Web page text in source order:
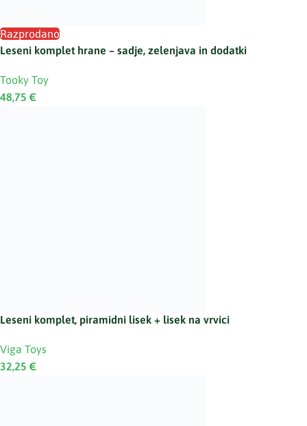
Razprodano
Leseni komplet hrane – sadje, zelenjava in dodatki
Tooky Toy
48,75 €
Leseni komplet, piramidni lisek + lisek na vrvici
Viga Toys
32,25 €